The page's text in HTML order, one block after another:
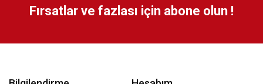
Fırsatlar ve fazlası için abone olun !